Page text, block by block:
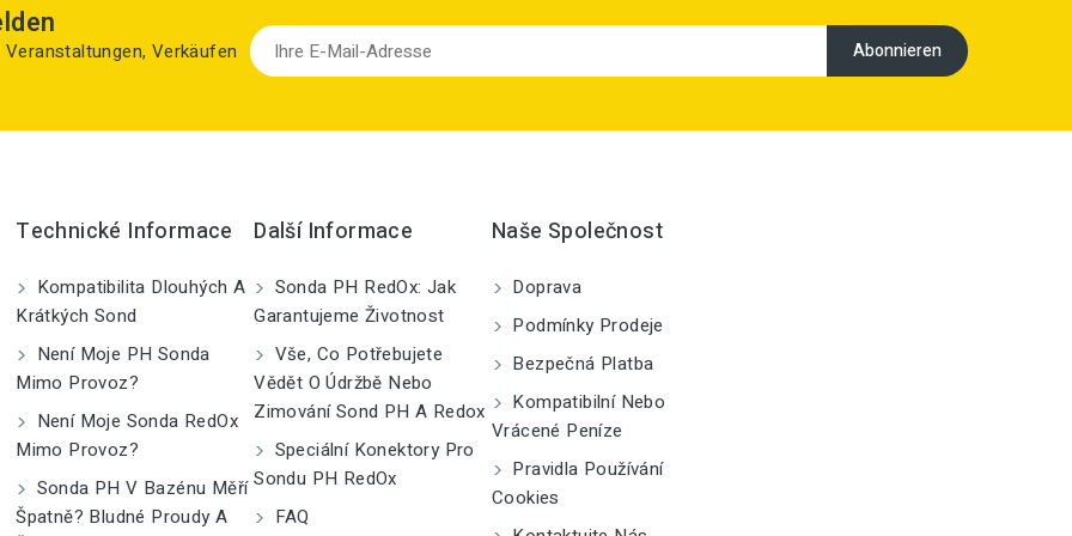
Verkäufen
Technické Informace
Kompatibilita Dlouhých A
Krátkých Sond
Není Moje PH Sonda
Mimo Provoz?
Není Moje Sonda RedOx
Mimo Provoz?
Sonda PH V Bazénu Měří
Špatně? Bludné Proudy A
Další Informace
Sonda PH RedOx: Jak
Garantujeme Životnost
Vše, Co Potřebujete
Vědět O Údržbě Nebo
Zimování Sond PH A Redox
Speciální Konektory Pro
Sondu PH RedOx
FAQ
Naše Společnost
Doprava
Podmínky Prodeje
Bezpečná Platba
Kompatibilní Nebo
Vrácené Peníze
Pravidla Používání
Cookies